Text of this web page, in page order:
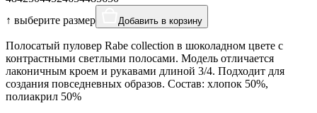
↑ выберите размер
Добавить в корзину
Полосатый пуловер Rabe collection в шоколадном цвете с
контрастными светлыми полосами. Модель отличается
лаконичным кроем и рукавами длиной 3/4. Подходит для
создания повседневных образов. Состав: хлопок 50%,
полиакрил 50%